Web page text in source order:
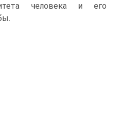
человека и его